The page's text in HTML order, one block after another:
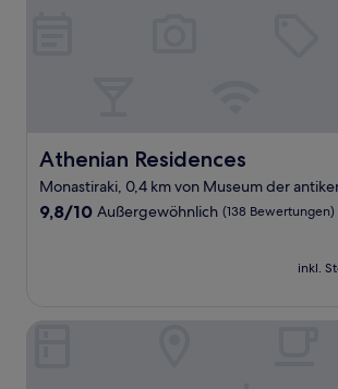
Athenian Residences
Athenian Residences
Monastiraki, 0,4 km von Museum der
9.8
9,8/10 Außergewöhnlich (138 Bewertungen)
inkl.